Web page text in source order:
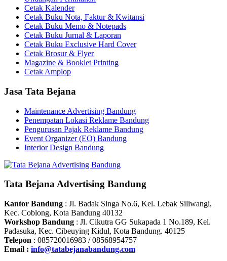
Cetak Kalender
Cetak Buku Nota, Faktur & Kwitansi
Cetak Buku Memo & Notepads
Cetak Buku Jurnal & Laporan
Cetak Buku Exclusive Hard Cover
Cetak Brosur & Flyer
Magazine & Booklet Printing
Cetak Amplop
Jasa Tata Bejana
Maintenance Advertising Bandung
Penempatan Lokasi Reklame Bandung
Pengurusan Pajak Reklame Bandung
Event Organizer (EO) Bandung
Interior Design Bandung
Tata Bejana Advertising Bandung
Kantor Bandung : Jl. Badak Singa No.6, Kel. Lebak Siliwangi,
Kec. Coblong, Kota Bandung 40132
Workshop Bandung : Jl. Cikutra GG Sukapada 1 No.189, Kel.
Padasuka, Kec. Cibeuying Kidul, Kota Bandung. 40125
Telepon : 085720016983 / 08568954757
Email : info@tatabejanabandung.com